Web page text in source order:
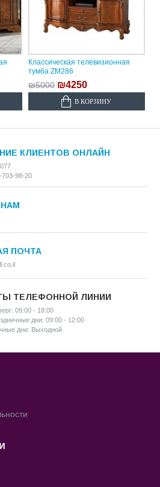
Классическая телевизионная
тумба ZM286
₪5000 ₪4250
В КОРЗИНУ
КЛИЕНТОВ ОНЛАЙН
703-98-20
ПОЧТА
ТЕЛЕФОННОЙ ЛИНИИ
09:00 - 18:00
дни: 09:00 - 12:00
дни: Выходной